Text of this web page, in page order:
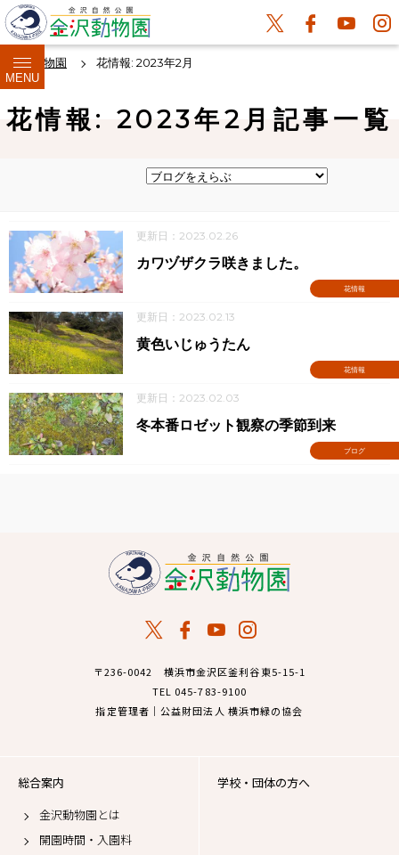
MENU
金沢動物園 花情報: 2023年2月
花情報: 2023年2月記事一覧
更新日：2023.02.26
花情報
カワヅザクラ咲きました。
更新日：2023.02.13
花情報
黄色いじゅうたん
更新日：2023.02.03
ブログ
冬本番ロゼット観察の季節到来
〒236-0042 横浜市金沢区釜利谷東5-15-1
TEL 045-783-9100
指定管理者｜公益財団法人 横浜市緑の協会
総合案内
金沢動物園とは
開園時間・入園料
学校・団体の方へ